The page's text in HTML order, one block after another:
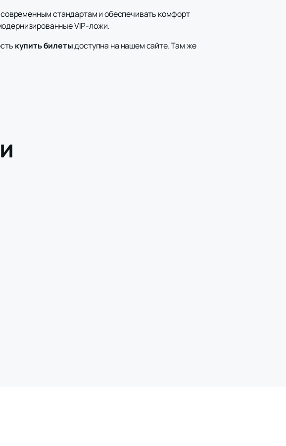
стандартам и обеспечивать комфорт
VIP-ложи.
купить билетыдоступна на нашем сайте. Там же